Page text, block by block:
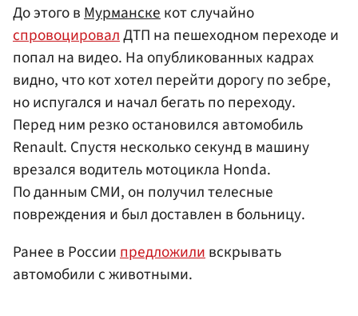
До этого в Мурманске кот случайно
спровоцировалДТП на пешеходном переходе и
попал на видео. На опубликованных кадрах
видно, что кот хотел перейти дорогу по зебре,
но испугался и начал бегать по переходу.
Перед ним резко остановился автомобиль
Renault. Спустя несколько секунд в машину
врезался водитель мотоцикла Honda.
По данным СМИ, он получил телесные
повреждения и был доставлен в больницу.
Ранее в Россиипредложиливскрывать
автомобили с животными.